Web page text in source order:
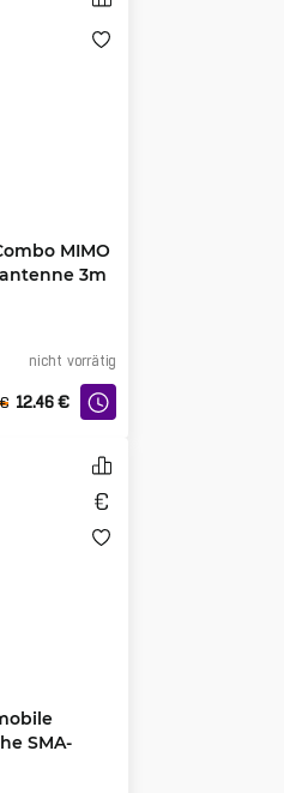
MIMO
3m
nicht vorrätig
€ 12.46 €
SMA-